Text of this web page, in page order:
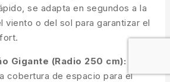
se adapta en segundos a la
viento o del sol para garantizar el
Gigante (Radio 250 cm):
cobertura de espacio para el